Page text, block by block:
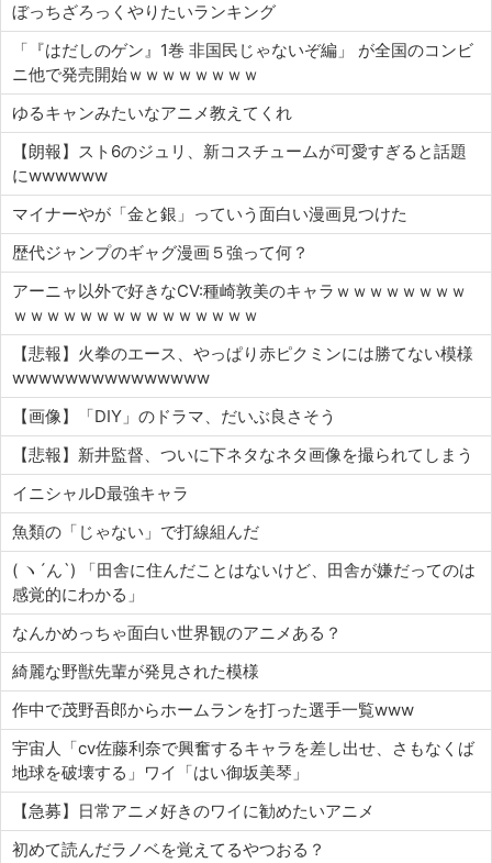
ぼっちざろっくやりたいランキング
「『はだしのゲン』1巻 非国民じゃないぞ編」 が全国のコンビ
ニ他で発売開始ｗｗｗｗｗｗｗｗ
ゆるキャンみたいなアニメ教えてくれ
【朗報】スト6のジュリ、新コスチュームが可愛すぎると話題
にwwwwww
マイナーやが「金と銀」っていう面白い漫画見つけた
歴代ジャンプのギャグ漫画５強って何？
アーニャ以外で好きなCV:種崎敦美のキャラｗｗｗｗｗｗｗｗ
ｗｗｗｗｗｗｗｗｗｗｗｗｗｗｗ
【悲報】火拳のエース、やっぱり赤ピクミンには勝てない模様
wwwwwwwwwwwwwww
【画像】「DIY」のドラマ、だいぶ良さそう
【悲報】新井監督、ついに下ネタなネタ画像を撮られてしまう
イニシャルD最強キャラ
魚類の「じゃない」で打線組んだ
( ヽ´ん`) 「田舎に住んだことはないけど、田舎が嫌だってのは
感覚的にわかる」
なんかめっちゃ面白い世界観のアニメある？
綺麗な野獣先輩が発見された模様
作中で茂野吾郎からホームランを打った選手一覧www
宇宙人「cv佐藤利奈で興奮するキャラを差し出せ、さもなくば
地球を破壊する」ワイ「はい御坂美琴」
【急募】日常アニメ好きのワイに勧めたいアニメ
初めて読んだラノベを覚えてるやつおる？